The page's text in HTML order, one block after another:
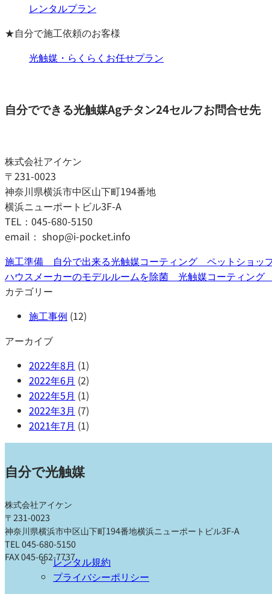
レンタルプラン
★自分で施工依頼のお客様
光触媒・らくらくお任せプラン
自分でできる光触媒Agチタン24セルフお問合せ先
株式会社アイケン
〒231-0023
神奈川県横浜市中区山下町194番地
横浜ニューポートビル3F-A
TEL：045-680-5150
email： shop@i-pocket.info
施工準備 自分で出来る光触媒コーティング ペットショッ
ハウスメーカーのモデルルームを除菌 光触媒コーティン
カテゴリー
施工事例 (12)
アーカイブ
2022年8月 (1)
2022年6月 (2)
2022年5月 (1)
2022年3月 (7)
2021年7月 (1)
自分で光触媒
株式会社アイケン
〒231-0023
神奈川県横浜市中区山下町194番地横浜ニューポートビル3F-A
TEL 045-680-5150
FAX 045-662-7737レンタル規約
プライバシーポリシー